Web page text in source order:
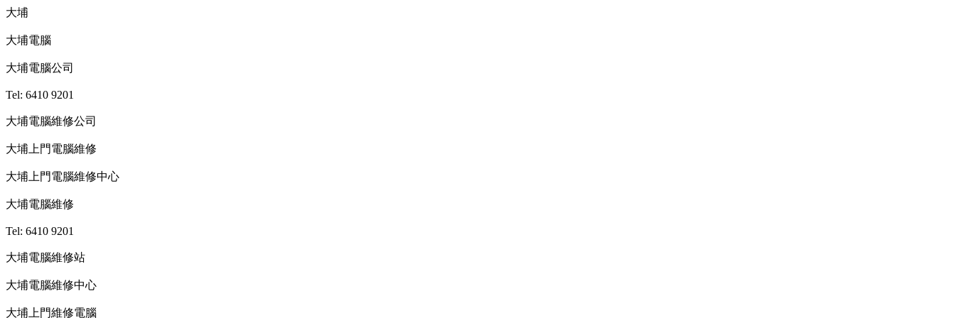
大埔
大埔電腦
大埔電腦公司
Tel: 6410 9201
大埔電腦維修公司
大埔上門電腦維修
大埔上門電腦維修中心
大埔電腦維修
Tel: 6410 9201
大埔電腦維修站
大埔電腦維修中心
大埔上門維修電腦